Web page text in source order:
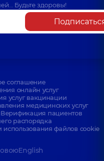
Будьте здоровы!
соглашение
онлайн услуг
услуг вакцинации
медицинских услуг
Верификация пациентов
распорядка
файлов cookie
English